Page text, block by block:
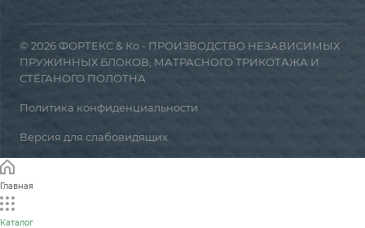
© 2026 ФОРТЕКС & Ко - ПРОИЗВОДСТВО НЕЗАВИСИМЫХ
ПРУЖИННЫХ БЛОКОВ, МАТРАСНОГО ТРИКОТАЖА И
СТЁГАНОГО ПОЛОТНА
Политика конфиденциальности
Версия для слабовидящих
Главная
Каталог